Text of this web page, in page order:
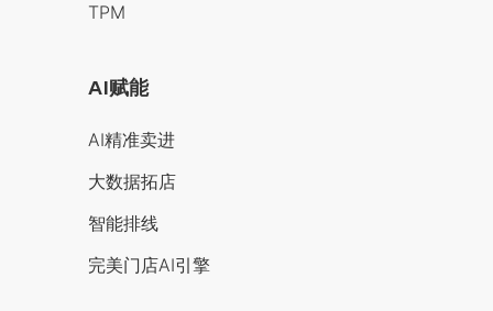
TPM
AI赋能
AI精准卖进
大数据拓店
智能排线
完美门店AI引擎